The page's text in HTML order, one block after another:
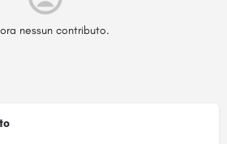
nessun contributo.